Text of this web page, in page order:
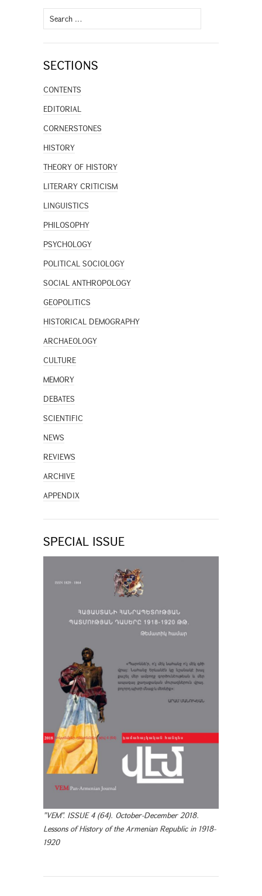
Search
for:
SECTIONS
CONTENTS
EDITORIAL
CORNERSTONES
HISTORY
THEORY OF HISTORY
LITERARY CRITICISM
LINGUISTICS
PHILOSOPHY
PSYCHOLOGY
POLITICAL SOCIOLOGY
SOCIAL ANTHROPOLOGY
GEOPOLITICS
HISTORICAL DEMOGRAPHY
ARCHAEOLOGY
CULTURE
MEMORY
DEBATES
SCIENTIFIC
NEWS
REVIEWS
ARCHIVE
APPENDIX
SPECIAL ISSUE
"VEM". ISSUE 4 (64). October-December 2018.
Lessons of History of the Armenian Republic in 1918-
1920